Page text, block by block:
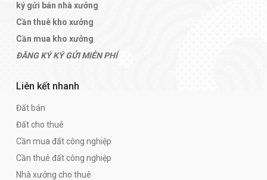
ký gửi bán nhà xưởng
Cần thuê kho xưởng
Cần mua kho xưởng
ĐĂNG KÝ KÝ GỬI MIỄN PHÍ
Liên kết nhanh
Đất bán
Đất cho thuê
Cần mua đất công nghiệp
Cần thuê đất công nghiệp
Nhà xưởng cho thuê